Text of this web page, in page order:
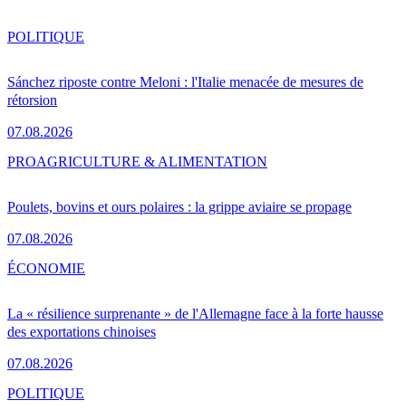
Sánchez riposte contre Meloni : l'Italie menacée de mesures de
rétorsion
07.08.2026
POLITIQUE
Poulets, bovins et ours polaires : la grippe aviaire se propage
07.08.2026
PROAGRICULTURE & ALIMENTATION
La « résilience surprenante » de l'Allemagne face à la forte hausse
des exportations chinoises
07.08.2026
ÉCONOMIE
POLITIQUE